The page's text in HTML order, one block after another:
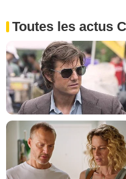
Toutes les actus